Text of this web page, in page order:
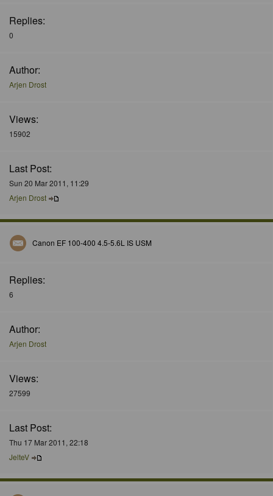
Replies:
0
Author:
Arjen Drost
Views:
15902
Last Post:
Sun 20 Mar 2011, 11:29
Arjen Drost
Canon EF 100-400 4.5-5.6L IS USM
Replies:
6
Author:
Arjen Drost
Views:
27599
Last Post:
Thu 17 Mar 2011, 22:18
JelteV